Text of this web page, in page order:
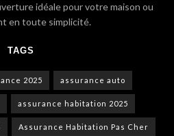
idéale pour votre maison ou
en toute simplicité.
TAGS
2025 assurance auto
assurance habitation 2025
Assurance Habitation Pas Cher